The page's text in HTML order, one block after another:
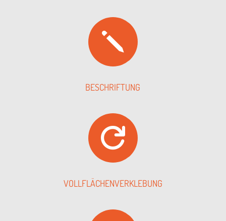
j
BESCHRIF­TUNG

VOLL­FLÄ­CHEN­VER­KLE­BUNG